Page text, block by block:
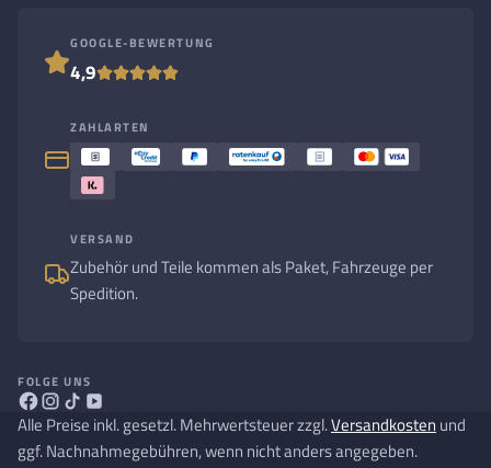
GOOGLE-BEWERTUNG
4,9
ZAHLARTEN
VERSAND
Zubehör und Teile kommen als Paket, Fahrzeuge per
Spedition.
FOLGE UNS
Alle Preise inkl. gesetzl. Mehrwertsteuer zzgl.Versandkosten und
ggf. Nachnahmegebühren, wenn nicht anders angegeben.